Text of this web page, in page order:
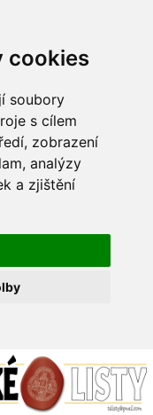
cookies
soubory
s cílem
zobrazení
analýzy
a zjištění